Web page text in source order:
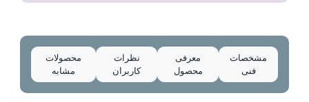
مشخصات
فنی
معرفی
محصول
نظرات
کاربران
محصولات
مشابه